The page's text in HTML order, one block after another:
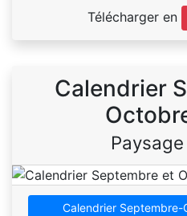
Télécharger en
Calendrier
Calendrier Septembre-